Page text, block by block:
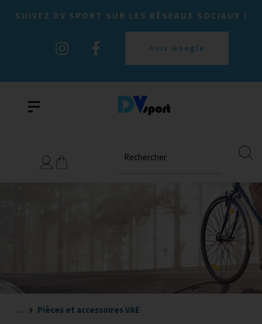
SUIVEZ DV SPORT SUR LES RÉSEAUX SOCIAUX !
Avis Google
Rechercher
... Pièces et accessoires VAE